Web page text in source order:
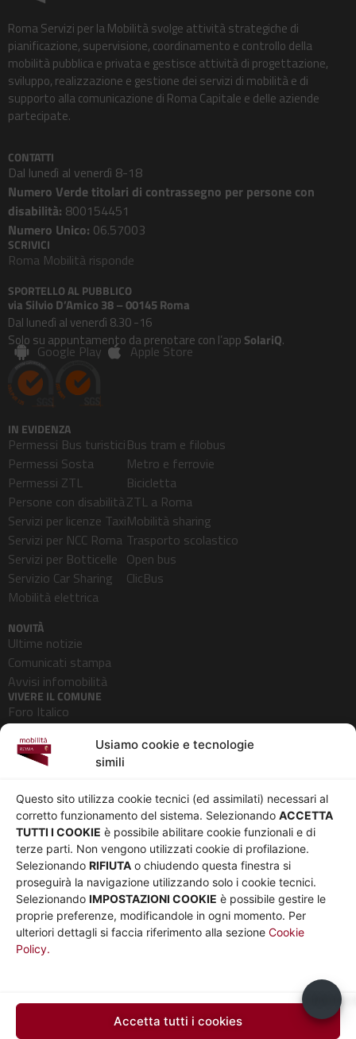
Usiamo cookie e tecnologie
simili
Questo sito utilizza cookie tecnici (ed assimilati) necessari al
corretto funzionamento del sistema. Selezionando ACCETTA
TUTTI I COOKIE è possibile abilitare cookie funzionali e di
terze parti. Non vengono utilizzati cookie di profilazione.
Selezionando RIFIUTA o chiudendo questa finestra si
proseguirà la navigazione utilizzando solo i cookie tecnici.
Selezionando IMPOSTAZIONI COOKIE è possibile gestire le
proprie preferenze, modificandole in ogni momento. Per
ulteriori dettagli si faccia riferimento alla sezione Cookie
Policy.
Accetta tutti i cookies
Roma Servizi per la Mobilità svolge attività strategiche di
pianificazione, supervisione, coordinamento e controllo della
mobilità pubblica e privata e gestisce attività di progettazione,
sviluppo, realizzazione e gestione dei servizi di mobilità e di
supporto alla comunicazione di Roma Capitale e delle aziende
partecipate.
CONTATTI
Dal lunedì al venerdì 8-18
Numero Verde titolari di contrassegno per persone con
disabilità: 800154451
Numero Unico: 06.57003
SCRIVICI
Roma Mobilità risponde
SPORTELLO AL PUBBLICO
via Silvio D’Amico 38 – 00145 Roma
Dal lunedì al venerdì 8.30 -16
Solo su appuntamento da prenotare con l’app SolariQ.
Google Play Apple Store
IN EVIDENZA
Permessi Bus turistici
Permessi Sosta
Permessi ZTL
Persone con disabilità
Servizi per licenze Taxi
Servizi per NCC Roma
Servizi per Botticelle
Servizio Car Sharing
Mobilità elettrica
Bus tram e filobus
Metro e ferrovie
Bicicletta
ZTL a Roma
Mobilità sharing
Trasporto scolastico
Open bus
ClicBus
NOVITÀ
Ultime notizie
Comunicati stampa
Avvisi infomobilità
VIVERE IL COMUNE
Foro Italico
Pedonalizzazioni
Aeroporti
Chi siamo
Governance
Whistleblowing
Co-Marketing
Social media policy
Informativa Cookie
Informativa Sito web e
social media
Privacy
Parità di genere
Amministrazione
trasparente
Bandi e gare
Note legali
UTILITÀ
Car Sharing Roma
Usiamo